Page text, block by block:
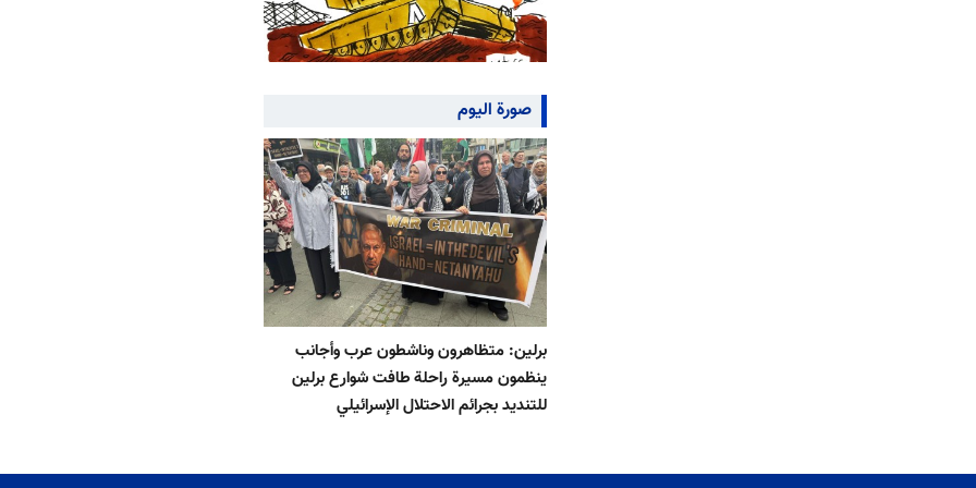
صورة اليوم
برلين: متظاهرون وناشطون عرب وأجانب
ينظمون مسيرة راحلة طافت شوارع برلين
للتنديد بجرائم الاحتلال الإسرائيلي